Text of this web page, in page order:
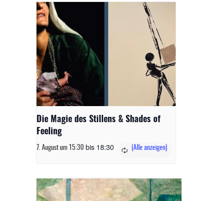
Die Magie des Stillens & Shades of
Feeling
7. August um 15:30 bis 18:30